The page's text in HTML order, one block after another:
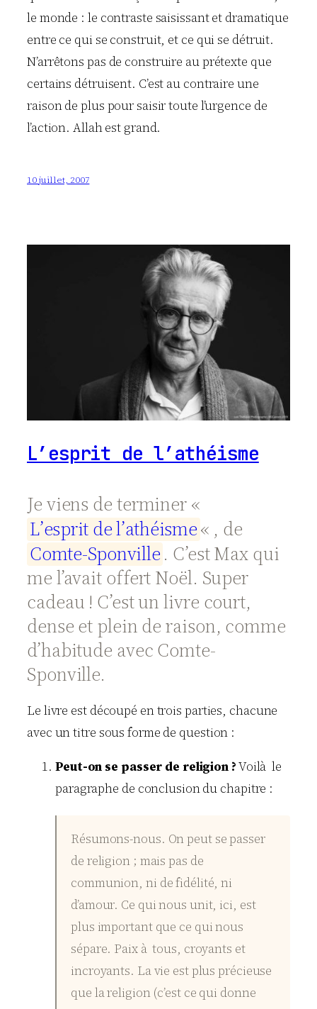
le monde : le contraste saisissant et dramatique
entre ce qui se construit, et ce qui se détruit.
N’arrêtons pas de construire au prétexte que
certains détruisent. C’est au contraire une
raison de plus pour saisir toute l’urgence de
l’action. Allah est grand.
10 juillet, 2007
L’esprit de l’athéisme
Je viens de terminer «
L’espritdel’athéisme« , de
Comte-Sponville. C’est Max qui
me l’avait offert Noël. Super
cadeau ! C’est un livre court,
dense et plein de raison, comme
d’habitude avec Comte-
Sponville.
Le livre est découpé en trois parties, chacune
avec un titre sous forme de question :
Peut-on se passer de religion ?Voilà le
paragraphe de conclusion du chapitre :
Résumons-nous. On peut se passer
de religion ; mais pas de
communion, ni de fidélité, ni
d’amour. Ce qui nous unit, ici, est
plus important que ce qui nous
sépare. Paix à tous, croyants et
incroyants. La vie est plus précieuse
que la religion (c’est ce qui donne